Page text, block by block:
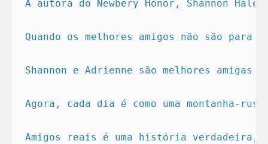
A autora do Newbery Honor, Shannon
Quando os melhores amigos não são para
Shannon e Adrienne são melhores
Agora, cada dia é como uma montanha-
Amigos reais é uma história verdadeira,